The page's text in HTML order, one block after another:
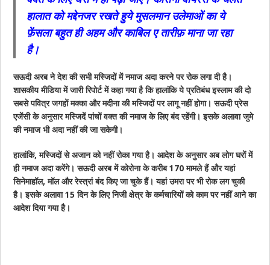
हालात को मद्देनजर रखते हुये मुसलमान उलेमाओं का ये
फ़ेंसला बहुत ही अहम और काबिल ए तारीफ़ माना जा रहा
है।
सऊदी अरब ने देश की सभी मस्जिदों में नमाज अदा करने पर रोक लगा दी है।
शासकीय मीडिया में जारी रिपोर्ट में कहा गया है कि हालांकि ये प्रतिबंध इस्लाम की दो
सबसे पवित्र जगहों मक्का और मदीना की मस्जिदों पर लागू नहीं होगा। सऊदी प्रेस
एजेंसी के अनुसार मस्जिदें पांचों वक्त की नमाज के लिए बंद रहेंगी। इसके अलावा जुमे
की नमाज भी अदा नहीं की जा सकेगी।
हालांकि, मस्जिदों से अजान को नहीं रोका गया है। आदेश के अनुसार अब लोग घरों में
ही नमाज अदा करेंगे। सऊदी अरब में कोरोना के करीब 170 मामले हैं और यहां
सिनेमाहॉल, मॉल और रेस्त्रां बंद किए जा चुके हैं। यहां उमरा पर भी रोक लग चुकी
है। इसके अलावा 15 दिन के लिए निजी क्षेत्र के कर्मचारियों को काम पर नहीं आने का
आदेश दिया गया है।